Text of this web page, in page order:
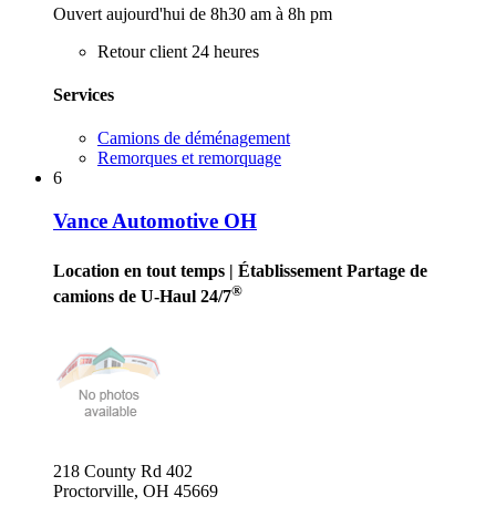
Ouvert aujourd'hui de 8h30 am à 8h pm
Retour client 24 heures
Services
Camions de déménagement
Remorques et remorquage
6
Vance Automotive OH
Location en tout temps | Établissement Partage de
camions de U-Haul 24/7®
218 County Rd 402
Proctorville, OH 45669